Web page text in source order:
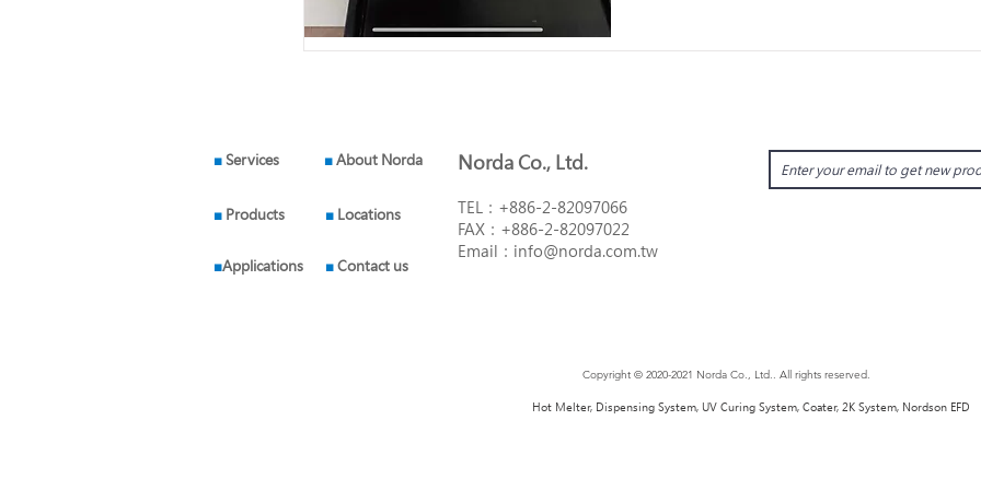
■Services ■About Norda
■ Products
■Applications
■ Locations
■Contact us
Norda Co., Ltd.
TEL： +886-2-82097066
FAX： +886-2-82097022
Email：info@norda.com.tw
Copyright © 2020-2021 Norda Co., Ltd.. All rights reserved.
Hot Melter, Dispensing System, UV Curing System, Coater, 2K System, Nordson EFD